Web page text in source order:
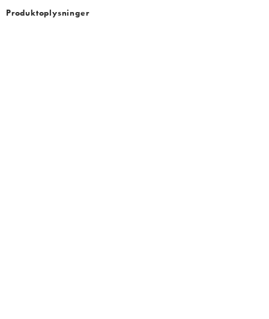
Produktoplysninger